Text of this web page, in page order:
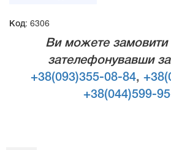
Код: 6306
Ви можете замовити
зателефонувавши
+38(093)355-08-84,
+38(044)599-